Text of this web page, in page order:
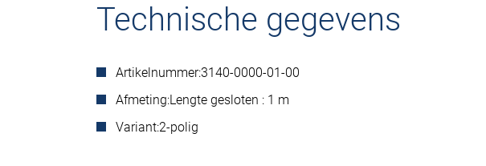
Technische gegevens
Artikelnummer:3140-0000-01-00
Afmeting:Lengte gesloten : 1 m
Variant:2-polig